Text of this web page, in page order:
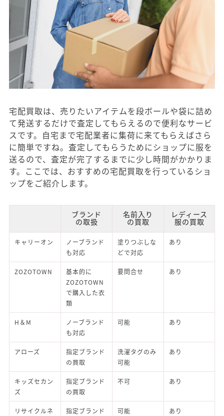
宅配買取は、売りたいアイテムを段ボールや袋に詰め
て発送するだけで査定してもらえるので便利なサービ
スです。自宅まで宅配業者に集荷に来てもらえばさら
に簡単ですね。査定してもらうためにショップに服を
送るので、査定が完了するまでに少し時間がかかりま
す。ここでは、おすすめの宅配買取を行っているショ
ップをご紹介します。
ブランド
の取扱
名前入り
の買取
レディース
服の買取
キャリーオン
ノーブランド
も対応
塗りつぶしな
どで対応
あり
ZOZOTOWN
基本的に
ZOZOTOWN
で購入した衣
類
要問合せ あり
H＆M
ノーブランド
も対応
可能 あり
アローズ
指定ブランド
の買取
洗濯タグのみ
可能
あり
キッズセカン
ズ
指定ブランド
の買取
不可 あり
リサイクルネ
指定ブランド
可能 あり